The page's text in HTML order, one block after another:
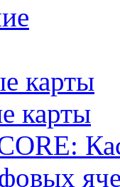
карты
карты